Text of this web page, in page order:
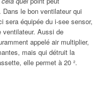
le bon ventilateur qui
sera équipée du i-see sensor,
ventilateur. Aussi de
appelé air multiplier,
mais qui détruit la
elle permet à 20 ².